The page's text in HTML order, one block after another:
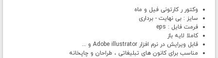
وکتور ر کارتونی فیل و ماه
سایز : بی نهایت - برداری
فرمت فایل : eps
کاملا لایه باز
قابل ویرایش در نرم افزار Adobe illustrator و ...
مناسب برای کانون های تبلیغاتی ، طراحان و چاپخانه